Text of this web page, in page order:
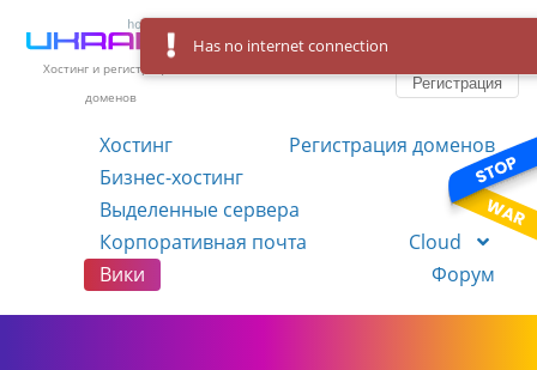
Хостинг и регистрация
доменов
Регистрация
Хостинг
Регистрация доменов
Бизнес-хостинг
VPS
Выделенные сервера
Корпоративная почта
Cloud
Вики
Форум
Has no internet connection